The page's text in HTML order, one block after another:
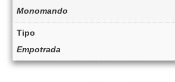
Monomando
Tipo
Empotrada